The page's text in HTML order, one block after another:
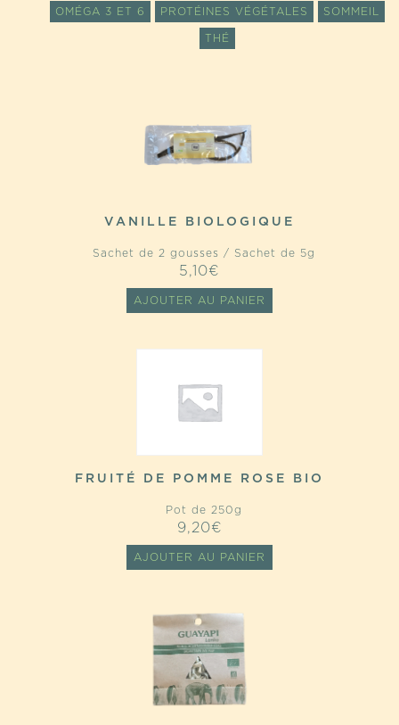
OMÉGA 3 ET 6 PROTÉINES VÉGÉTALES SOMMEIL
THÉ
VANILLE BIOLOGIQUE
Sachet de 2 gousses / Sachet de 5g
5,10€
AJOUTER AU PANIER
FRUITÉ DE POMME ROSE BIO
Pot de 250g
9,20€
AJOUTER AU PANIER